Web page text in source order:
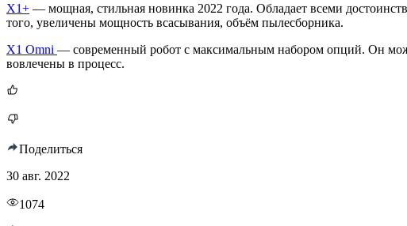
X1+ — мощная, стильная новинка 2022 года. Обладает всеми
того, увеличены мощность всасывания, объём пылесборника.
X1 Omni — современный робот с максимальным набором опций. Он
вовлечены в процесс.
Поделиться
30 авг. 2022
1074